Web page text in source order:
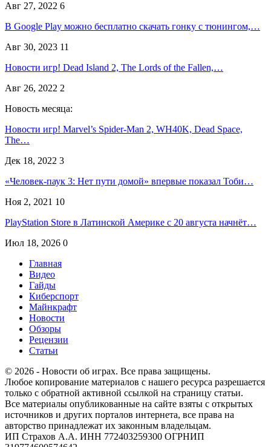
Авг 27, 2022 6
В Google Play можно бесплатно скачать гонку с тюнингом,…
Авг 30, 2023 11
Новости игр! Dead Island 2, The Lords of the Fallen,…
Авг 26, 2022 2
Новость месяца:
Новости игр! Marvel’s Spider-Man 2, WH40K, Dead Space,
The…
Дек 18, 2022 3
«Человек-паук 3: Нет пути домой» впервые показал Тоби…
Ноя 2, 2021 10
PlayStation Store в Латинской Америке с 20 августа начнёт…
Июл 18, 2026 0
Главная
Видео
Гайды
Киберспорт
Майнкрафт
Новости
Обзоры
Рецензии
Статьи
© 2026 - Новости об играх. Все права защищены.
Любое копирование материалов с нашего ресурса разрешается
только с обратной активной ссылкой на страницу статьи.
Все материалы опубликованные на сайте взяты с открытых
источников и других порталов интернета, все права на
авторство принадлежат их законным владельцам.
ИП Страхов А.А. ИНН 772403259300 ОГРНИП